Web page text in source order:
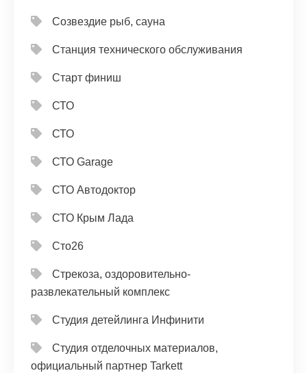
Созвездие рыб, сауна
Станция технического обслуживания
Старт финиш
СТО
СТО
СТО Garage
СТО Автодоктор
СТО Крым Лада
Сто26
Стрекоза, оздоровительно-
развлекательный комплекс
Студия детейлинга Инфинити
Студия отделочных материалов,
официальный партнер Tarkett